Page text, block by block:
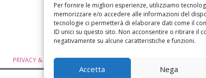
Per fornire le migliori esperienze, utilizziamo
memorizzare e/o accedere alle informazioni del
tecnologie ci permetterà di elaborare dati come il
ID unici su questo sito. Non acconsentire o ritirare il
negativamente su alcune caratteristiche e funzioni.
Accetta Nega
filastrocche
PRIVACY & COOKIE POLICY MODIFICA IL CONSENSO